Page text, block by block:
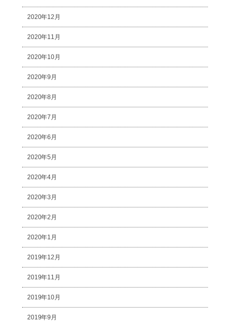
2020年12月
2020年11月
2020年10月
2020年9月
2020年8月
2020年7月
2020年6月
2020年5月
2020年4月
2020年3月
2020年2月
2020年1月
2019年12月
2019年11月
2019年10月
2019年9月